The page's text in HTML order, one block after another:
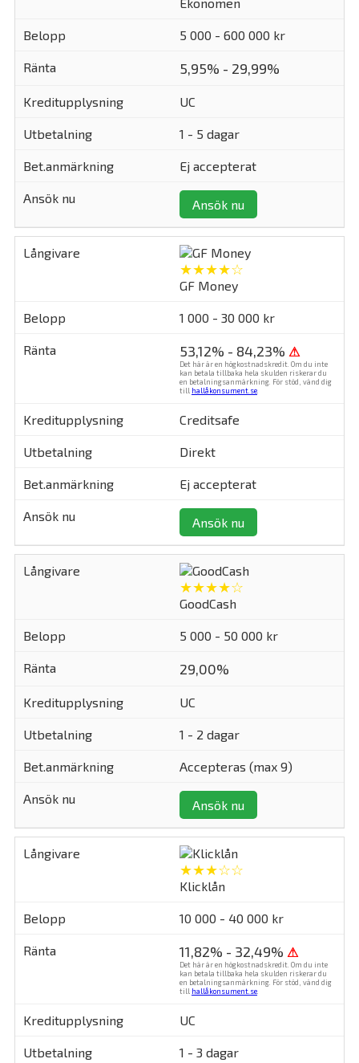
5 000 - 600 000 kr
5,95% - 29,99%
UC
1 - 5 dagar
Ej accepterat
Ansök nu
★★★★☆
GF Money
1 000 - 30 000 kr
53,12% - 84,23% ⚠
Det här är en högkostnadskredit. Om du inte
kan betala tillbaka hela skulden riskerar du
en betalningsanmärkning. För stöd, vänd dig
till hallåkonsument.se
Creditsafe
Direkt
Ej accepterat
Ansök nu
★★★★☆
GoodCash
5 000 - 50 000 kr
29,00%
UC
1 - 2 dagar
Accepteras (max 9)
Ansök nu
★★★☆☆
Klicklån
10 000 - 40 000 kr
11,82% - 32,49% ⚠
Det här är en högkostnadskredit. Om du inte
kan betala tillbaka hela skulden riskerar du
en betalningsanmärkning. För stöd, vänd dig
till hallåkonsument.se
UC
1 - 3 dagar